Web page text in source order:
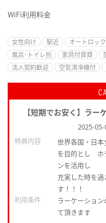
WiFi利用料金
女性向け 駅近 オートロック
風呂･トイレ別
家具付賃貸
法人契約歓迎
空気清浄機付
【短期でお安く】ラー
2025-05-
特典内容
世界各国・日
を目的とし ホ
ンを活用し
充実した時を
す！！！
利用条件
ラーケーショ
て頂きます